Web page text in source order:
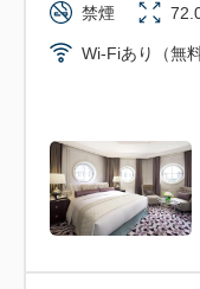
禁煙
Wi-Fiあり（無料